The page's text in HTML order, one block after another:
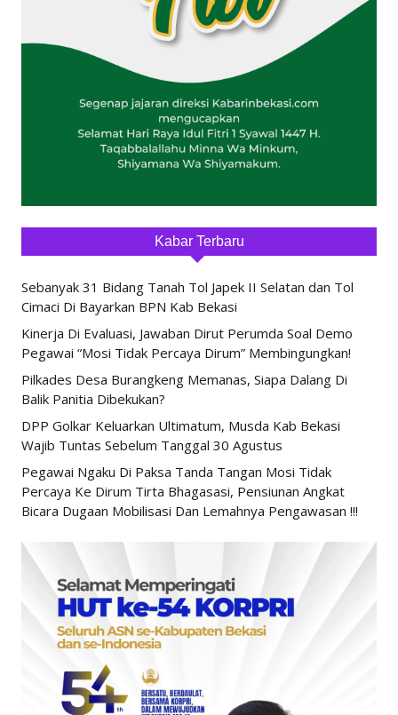
Kabar Terbaru
Sebanyak 31 Bidang Tanah Tol Japek II Selatan dan Tol
Cimaci Di Bayarkan BPN Kab Bekasi
Kinerja Di Evaluasi, Jawaban Dirut Perumda Soal Demo
Pegawai “Mosi Tidak Percaya Dirum” Membingungkan!
Pilkades Desa Burangkeng Memanas, Siapa Dalang Di
Balik Panitia Dibekukan?
DPP Golkar Keluarkan Ultimatum, Musda Kab Bekasi
Wajib Tuntas Sebelum Tanggal 30 Agustus
Pegawai Ngaku Di Paksa Tanda Tangan Mosi Tidak
Percaya Ke Dirum Tirta Bhagasasi, Pensiunan Angkat
Bicara Dugaan Mobilisasi Dan Lemahnya Pengawasan !!!